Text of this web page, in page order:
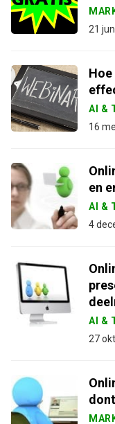
21
AI &
16
en
AI &
4
AI &
27